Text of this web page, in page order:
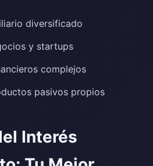
diversificado
y startups
complejos
pasivos propios
Interés